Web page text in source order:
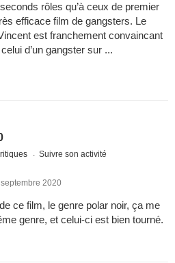
rôles qu’à ceux de premier
efficace film de gangsters. Le
est franchement convaincant
d’un gangster sur ...
Suivre son activité
2020
ce film, le genre polar noir, ça me
genre, et celui-ci est bien tourné.